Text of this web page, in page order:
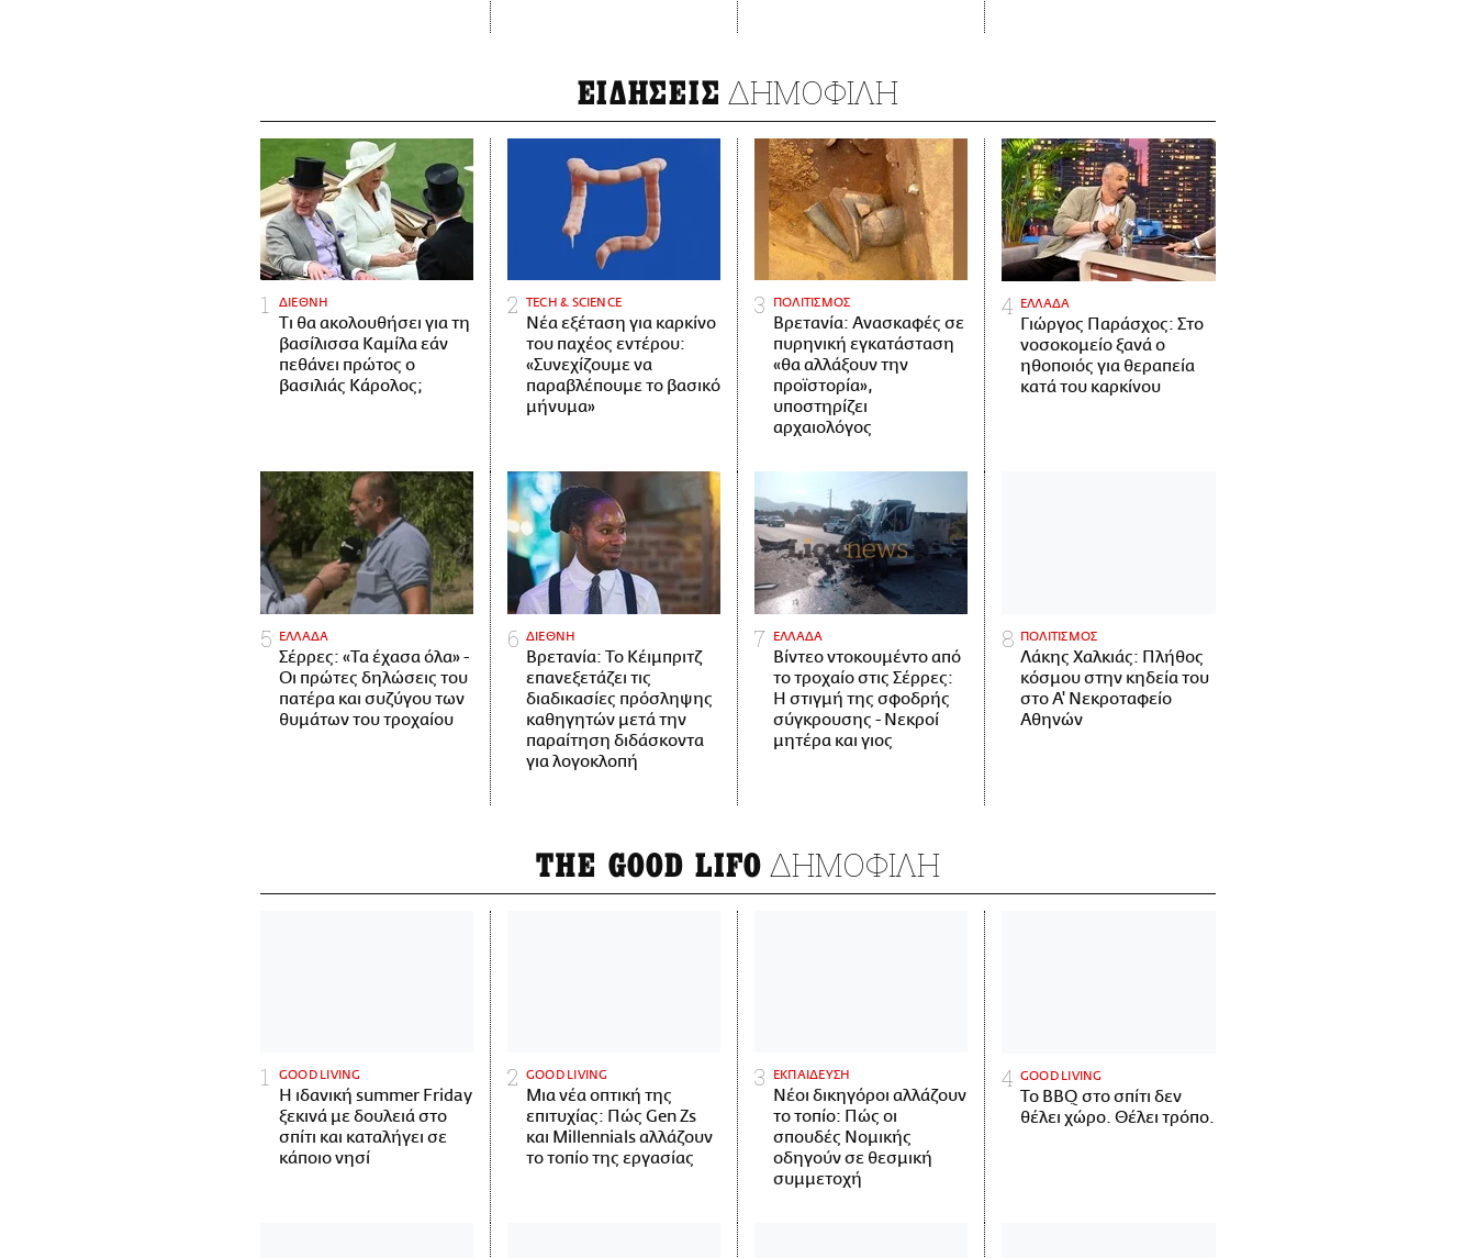
ΕΙΔΗΣΕΙΣ ΔΗΜΟΦΙΛΗ
ΔΙΕΘΝΗ
Τι θα ακολουθήσει για τη
βασίλισσα Καμίλα εάν
πεθάνει πρώτος ο
βασιλιάς Κάρολος;
ΤECH & SCIENCE
Νέα εξέταση για καρκίνο
του παχέος εντέρου:
«Συνεχίζουμε να
παραβλέπουμε το βασικό
μήνυμα»
ΠΟΛΙΤΙΣΜΟΣ
Βρετανία: Ανασκαφές σε
πυρηνική εγκατάσταση
«θα αλλάξουν την
προϊστορία»,
υποστηρίζει
αρχαιολόγος
ΕΛΛΑΔΑ
Γιώργος Παράσχος: Στο
νοσοκομείο ξανά ο
ηθοποιός για θεραπεία
κατά του καρκίνου
ΕΛΛΑΔΑ
Σέρρες: «Τα έχασα όλα» -
Οι πρώτες δηλώσεις του
πατέρα και συζύγου των
θυμάτων του τροχαίου
ΔΙΕΘΝΗ
Βρετανία: Το Κέιμπριτζ
επανεξετάζει τις
διαδικασίες πρόσληψης
καθηγητών μετά την
παραίτηση διδάσκοντα
για λογοκλοπή
ΕΛΛΑΔΑ
Βίντεο ντοκουμέντο από
το τροχαίο στις Σέρρες:
Η στιγμή της σφοδρής
σύγκρουσης - Νεκροί
μητέρα και γιος
ΠΟΛΙΤΙΣΜΟΣ
Λάκης Χαλκιάς: Πλήθος
κόσμου στην κηδεία του
στο Α' Νεκροταφείο
Αθηνών
THE GOOD LIFO ΔΗΜΟΦΙΛΗ
GOOD LIVING
Η ιδανική summer Friday
ξεκινά με δουλειά στο
σπίτι και καταλήγει σε
κάποιο νησί
GOOD LIVING
Μια νέα οπτική της
επιτυχίας: Πώς Gen Zs
και Millennials αλλάζουν
το τοπίο της εργασίας
ΕΚΠΑΙΔΕΥΣΗ
Νέοι δικηγόροι αλλάζουν
το τοπίο: Πώς οι
σπουδές Νομικής
οδηγούν σε θεσμική
συμμετοχή
GOOD LIVING
Το BBQ στο σπίτι δεν
θέλει χώρο. Θέλει τρόπο.